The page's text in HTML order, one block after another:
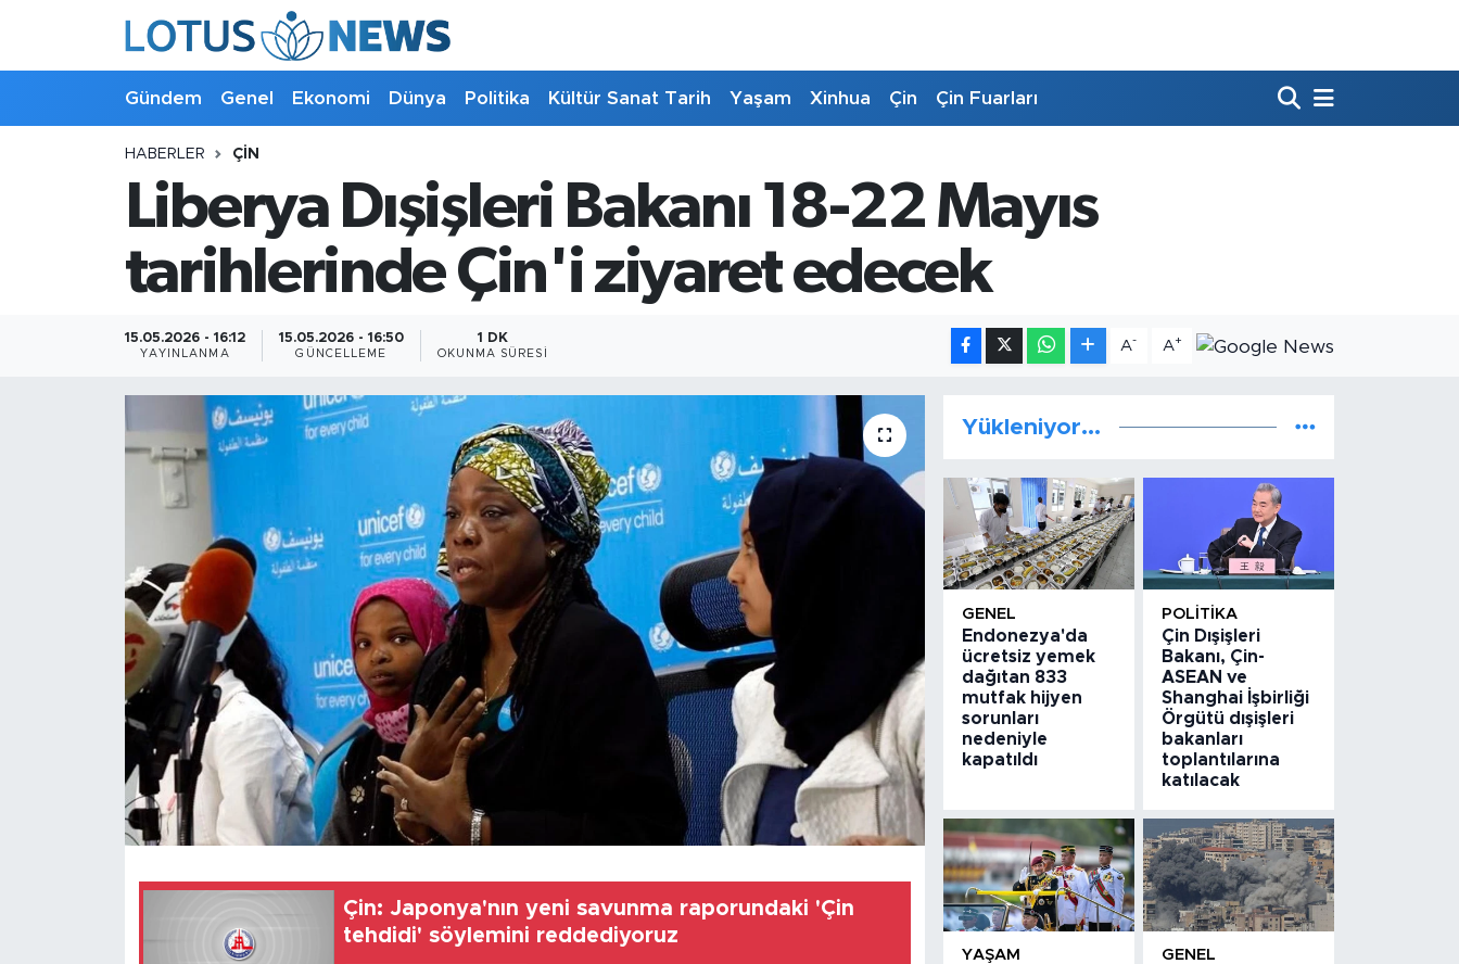
Gündem Genel Ekonomi Dünya Politika Kültür Sanat Tarih Yaşam Xinhua Çin Çin Fuarları
HABERLER ÇIN
Liberya Dışişleri Bakanı 18-22 Mayıs
tarihlerinde Çin'i ziyaret edecek
15.05.2026 - 16:12
YAYINLANMA
15.05.2026 - 16:50
GÜNCELLEME
1 DK
OKUNMA SÜRESI
A- A+
Çin: Japonya'nın yeni savunma raporundaki 'Çin
tehdidi' söylemini reddediyoruz
Yükleniyor...
GENEL
Endonezya'da
ücretsiz yemek
dağıtan 833
mutfak hijyen
sorunları
nedeniyle
kapatıldı
POLITIKA
Çin Dışişleri
Bakanı, Çin-
ASEAN ve
Shanghai İşbirliği
Örgütü dışişleri
bakanları
toplantılarına
katılacak
YAŞAM GENEL
Politika
Bilim ve Teknoloji
Çin Fuarları
Foto Haber
Xinhua Türkiye